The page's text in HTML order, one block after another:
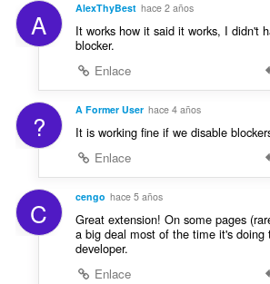
A AlexThyBest hace 2 años
It works how it said it works, I didn't
blocker.
Enlace
? A Former User hace 4 años
It is working fine if we disable
Enlace
C cengo hace 5 años
Great extension! On some pages
a big deal most of the time it's doing
developer.
Enlace